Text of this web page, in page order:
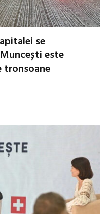
se
este
tronsoane